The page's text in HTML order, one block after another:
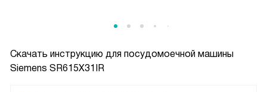
Скачать инструкцию для посудомоечной машины
Siemens SR615X31IR